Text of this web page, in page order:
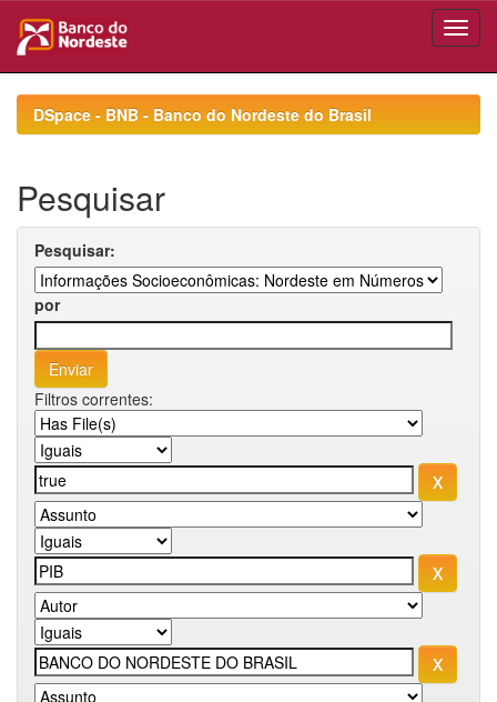
navigationDSpace - BNB - Banco do Nordeste do Brasil
Pesquisar
Pesquisar:
por
Filtros correntes: